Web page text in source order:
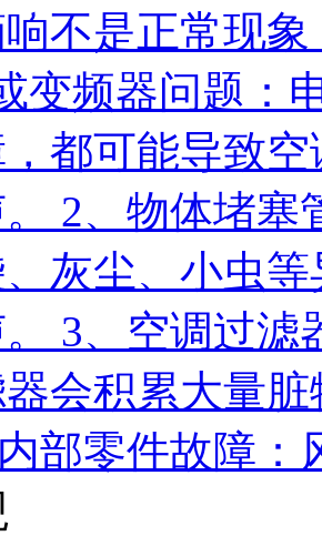
不是正常现
变频器问题：
都可能导致
2、物体堵塞
灰尘、小虫
3、空调过
会积累大量
部零件故障：